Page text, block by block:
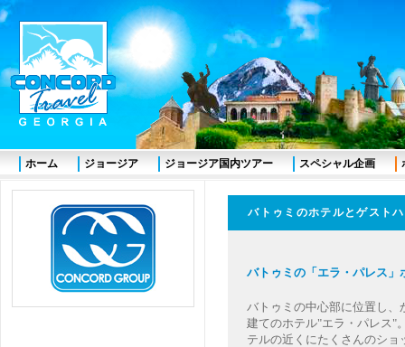
バトゥミのホテルとゲス
バトゥミの「エラ・パレス
バトゥミの中心部に位置し
建てのホテル"エラ・パレス"
テルの近くにたくさんのシ
ホーム ジョージア ジョージア国内ツアー スペシャル企画